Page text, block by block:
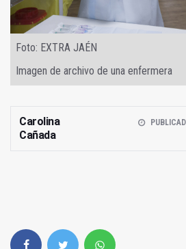
Foto: EXTRA JAÉN
Imagen de archivo de una enfermera
Carolina
Cañada